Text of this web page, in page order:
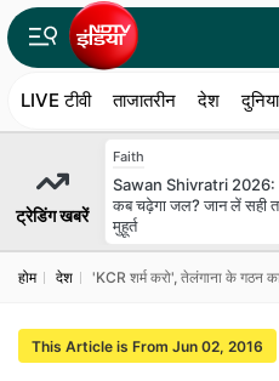
LIVE टीवी ताजातरीन देश दुनिया
ट्रेडिंग खबरें
Faith
Sawan Shivratri 2026:
कब चढ़ेगा जल? जान लें सही
मुहूर्त
होम देश 'KCR शर्म करो', तेलंगाना के गठन
This Article is From Jun 02, 2016